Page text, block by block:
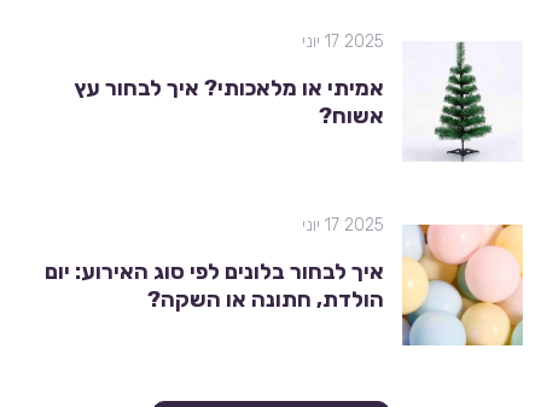
2025 17 יוני
אמיתי או מלאכותי? איך לבחור עץ
אשוח?
2025 17 יוני
איך לבחור בלונים לפי סוג האירוע: יום
הולדת, חתונה או השקה?